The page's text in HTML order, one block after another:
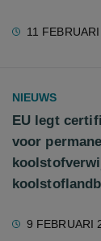
11
NIEUWS
EU legt
voor
9 FEBRUARI